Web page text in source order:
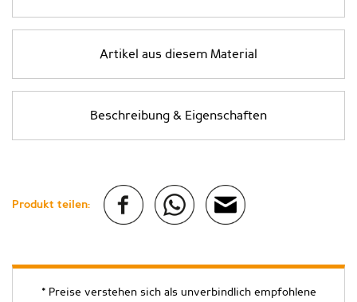
Artikel aus diesem Material
Beschreibung & Eigenschaften
Produkt teilen:
* Preise verstehen sich als unverbindlich empfohlene